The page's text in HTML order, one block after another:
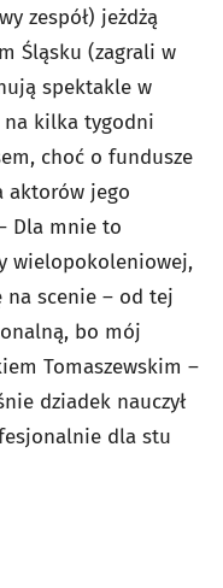
zespół) jeżdżą
Śląsku (zagrali w
spektakle w
na kilka tygodni
choć o fundusze
aktorów jego
Dla mnie to
wielopokoleniowej,
na scenie – od tej
bo mój
Tomaszewskim –
dziadek nauczył
dla stu